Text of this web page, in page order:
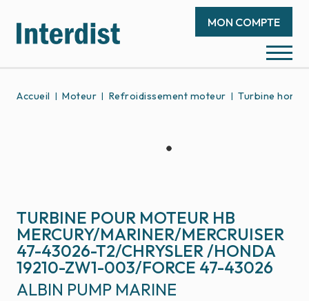
MON COMPTE
Accueil Moteur Refroidissement moteur Turbine hors-
TURBINE POUR MOTEUR HB
MERCURY/MARINER/MERCRUISER
47-43026-T2/CHRYSLER /HONDA
19210-ZW1-003/FORCE 47-43026
ALBIN PUMP MARINE